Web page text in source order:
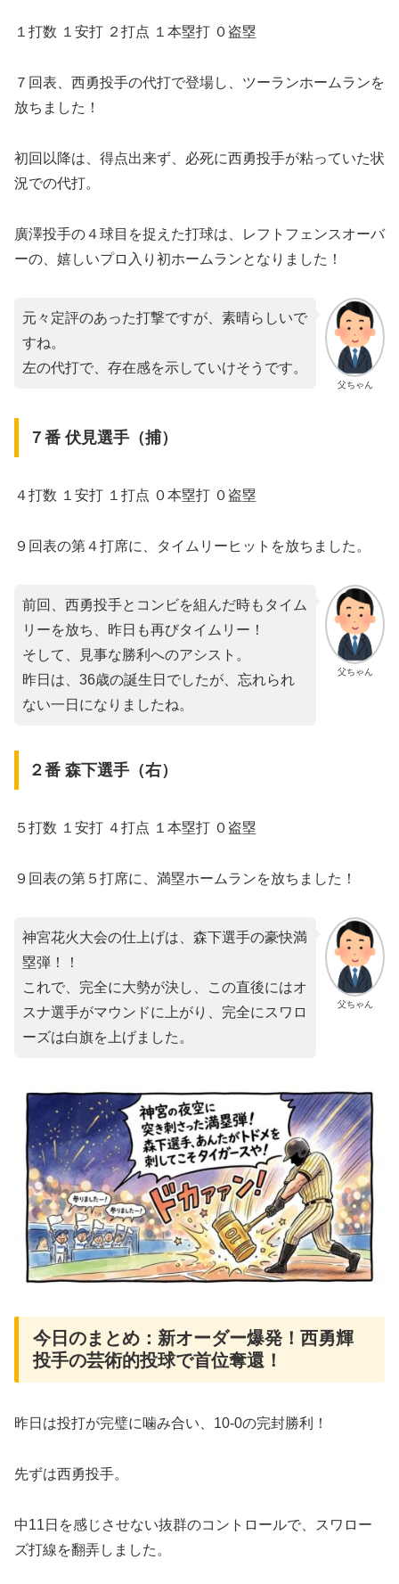
１打数 １安打 ２打点 １本塁打 ０盗塁
７回表、西勇投手の代打で登場し、ツーランホームランを
放ちました！
初回以降は、得点出来ず、必死に西勇投手が粘っていた状
況での代打。
廣澤投手の４球目を捉えた打球は、レフトフェンスオーバ
ーの、嬉しいプロ入り初ホームランとなりました！
父ちゃん
元々定評のあった打撃ですが、素晴らしいで
すね。
左の代打で、存在感を示していけそうです。
７番 伏見選手（捕）
４打数 １安打 １打点 ０本塁打 ０盗塁
９回表の第４打席に、タイムリーヒットを放ちました。
父ちゃん
前回、西勇投手とコンビを組んだ時もタイム
リーを放ち、昨日も再びタイムリー！
そして、見事な勝利へのアシスト。
昨日は、36歳の誕生日でしたが、忘れられ
ない一日になりましたね。
２番 森下選手（右）
５打数 １安打 ４打点 １本塁打 ０盗塁
９回表の第５打席に、満塁ホームランを放ちました！
父ちゃん
神宮花火大会の仕上げは、森下選手の豪快満
塁弾！！
これで、完全に大勢が決し、この直後にはオ
スナ選手がマウンドに上がり、完全にスワロ
ーズは白旗を上げました。
​今日のまとめ：新オーダー爆発！西勇輝
投手の芸術的投球で首位奪還！
​​​昨日は投打が完璧に噛み合い、10-0の完封勝利！
先ずは西勇投手。
中11日を感じさせない抜群のコントロールで、スワロー
ズ打線を翻弄しました。